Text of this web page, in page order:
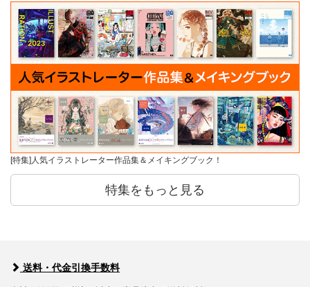
[特集]人気イラストレーター作品集＆メイキングブック！
特集をもっと見る
送料・代金引換手数料